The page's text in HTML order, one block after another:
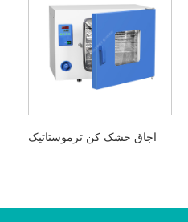
اجاق خشک کن ترموستاتیک